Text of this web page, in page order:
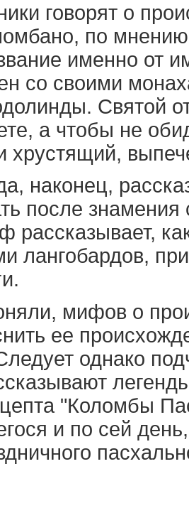
говорят о
по
именно от
со своими
Святой
а чтобы не
хрустящий,
наконец,
после
рассказывает,
лaнгобардов,
мифов о
ее
однако
"Коломбы
и по сей